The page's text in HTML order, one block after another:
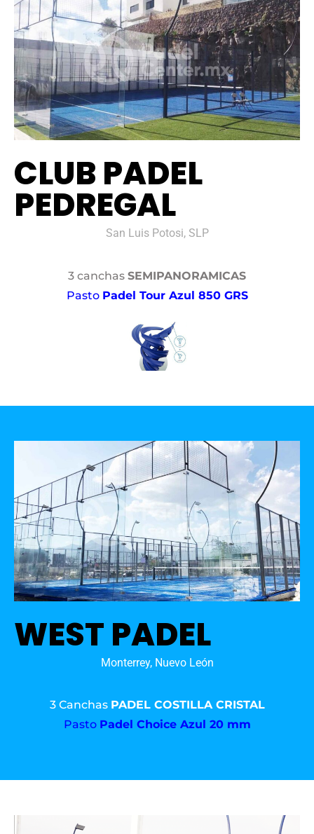
CLUB PADEL
PEDREGAL
San Luis Potosi, SLP
3 canchas SEMIPANORAMICAS
Pasto Padel Tour Azul 850 GRS
WEST PADEL
Monterrey, Nuevo León
3 Canchas PADEL COSTILLA CRISTAL
Pasto Padel Choice Azul 20 mm